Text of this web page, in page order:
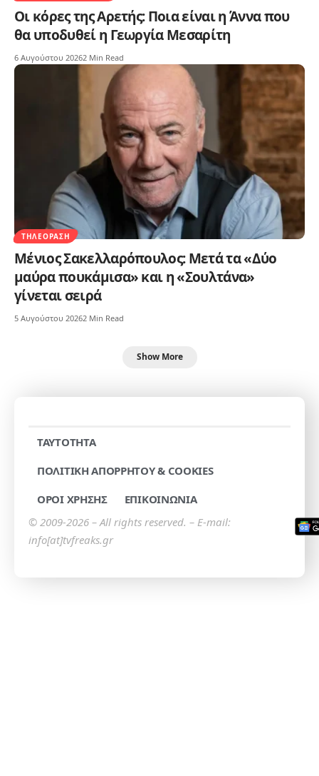
Οι κόρες της Αρετής: Ποια είναι η Άννα που
θα υποδυθεί η Γεωργία Μεσαρίτη
6 Αυγούστου 20262 Min Read
ΤΗΛΕΌΡΑΣΗ
Μένιος Σακελλαρόπουλος: Μετά τα «Δύο
μαύρα πουκάμισα» και η «Σουλτάνα»
γίνεται σειρά
5 Αυγούστου 20262 Min Read
Show More
TAYTOTHTA
ΠΟΛΙΤΙΚΗ ΑΠΟΡΡΗΤΟΥ & COOKIES
ΟΡΟΙ ΧΡΗΣΗΣ
ΕΠΙΚΟΙΝΩΝΙΑ
© 2009-2026 – All rights reserved. – E-mail:
info[at]tvfreaks.gr